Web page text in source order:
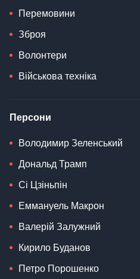
Перемовини
Зброя
Волонтери
Військова техніка
Персони
Володимир Зеленський
Дональд Трамп
Сі Цзіньпін
Еммануель Макрон
Валерій Залужний
Кирило Буданов
Петро Порошенко